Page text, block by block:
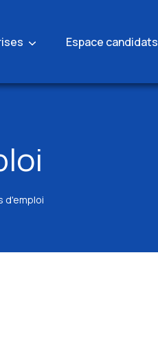
Espace candidats
d'emploi